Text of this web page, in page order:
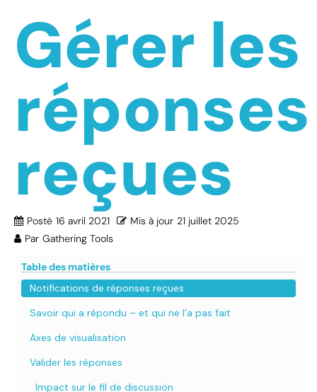
Gérer les
réponses
reçues
Posté 16 avril 2021 Mis à jour 21 juillet 2025
Par Gathering Tools
Table des matières
Notifications de réponses reçues
Savoir qui a répondu – et qui ne l’a pas fait
Axes de visualisation
Valider les réponses
Impact sur le fil de discussion